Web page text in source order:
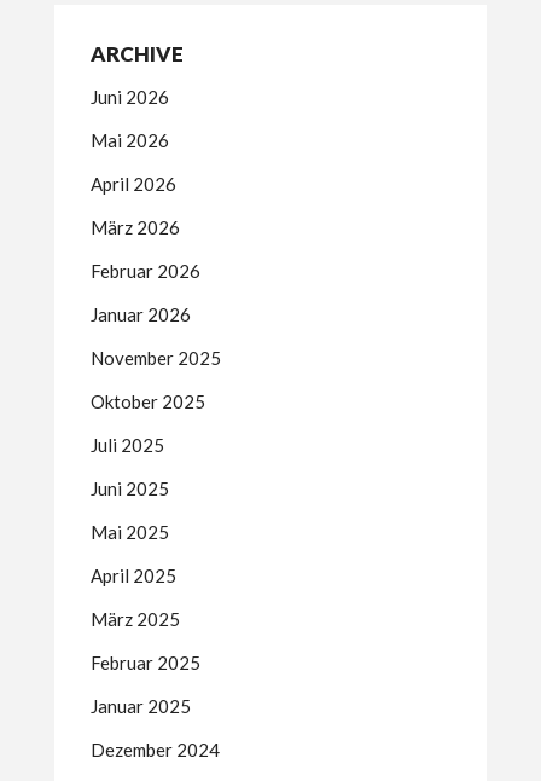
ARCHIVE
Juni 2026
Mai 2026
April 2026
März 2026
Februar 2026
Januar 2026
November 2025
Oktober 2025
Juli 2025
Juni 2025
Mai 2025
April 2025
März 2025
Februar 2025
Januar 2025
Dezember 2024